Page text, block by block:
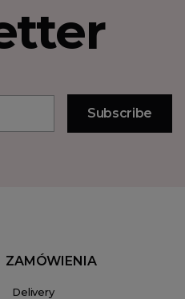
ZAMÓWIENIA
Delivery